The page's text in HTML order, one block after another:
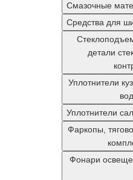
Смазочные
Средства для
детали
Уплотнители
Уплотнители
Фаркопы,
Фонари